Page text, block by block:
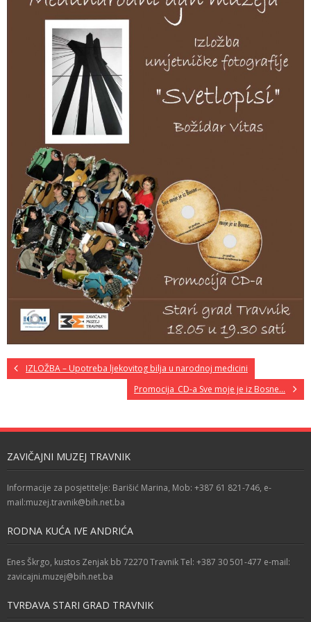
IZLOŽBA – Upotreba ljekovitog bilja u narodnoj medicini
Promocija_CD-a Sve moje je iz Bosne…
ZAVIČAJNI MUZEJ TRAVNIK
Informacije za posjetitelje: Barišić Marina, Mob: +387 61 821-746, e-
mail:muzej.travnik@bih.net.ba
RODNA KUĆA IVE ANDRIĆA
Enes Škrgo, kustos Zenjak bb 72270 Travnik Tel: +387 30 501-477 e-mail:
zavicajni.muzej@bih.net.ba
TVRĐAVA STARI GRAD TRAVNIK